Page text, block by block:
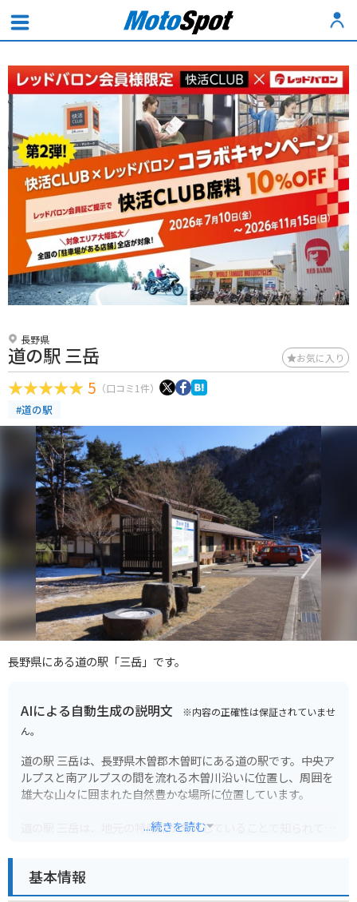
長野県
道の駅 三岳 お気に入り
5 （口コミ1件）
#道の駅
長野県にある道の駅「三岳」です。
AIによる自動生成の説明文 ※内容の正確性は保証されていませ
ん。
道の駅 三岳は、長野県木曽郡木曽町にある道の駅です。中央ア
ルプスと南アルプスの間を流れる木曽川沿いに位置し、周囲を
雄大な山々に囲まれた自然豊かな場所に位置しています。
道の駅 三岳は、地元の特産品が充実していることで知られてお
は、地元の食材を使った料理を楽しむことができます。
...続きを読む
基本情報